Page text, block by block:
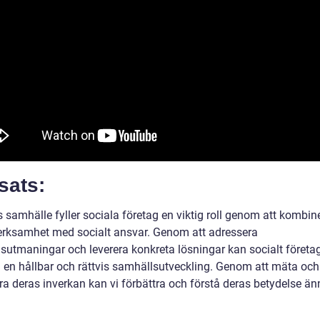
samhälle fyller sociala företag en viktig roll genom att
med socialt ansvar. Genom att adressera
och leverera konkreta lösningar kan socialt
hållbar och rättvis samhällsutveckling. Genom att mäta och
deras inverkan kan vi förbättra och förstå deras betydelse